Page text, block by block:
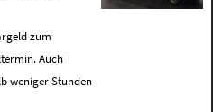
zum
Auch
weniger Stunden